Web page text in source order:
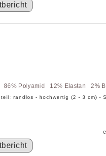
86% Polyamid 12% Elastan 2%
randlos - hochwertig (2 - 3 cm)